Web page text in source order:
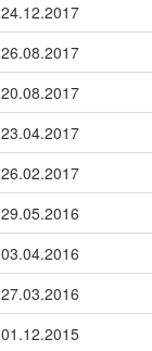
24.12.2017
26.08.2017
20.08.2017
23.04.2017
26.02.2017
29.05.2016
03.04.2016
27.03.2016
01.12.2015